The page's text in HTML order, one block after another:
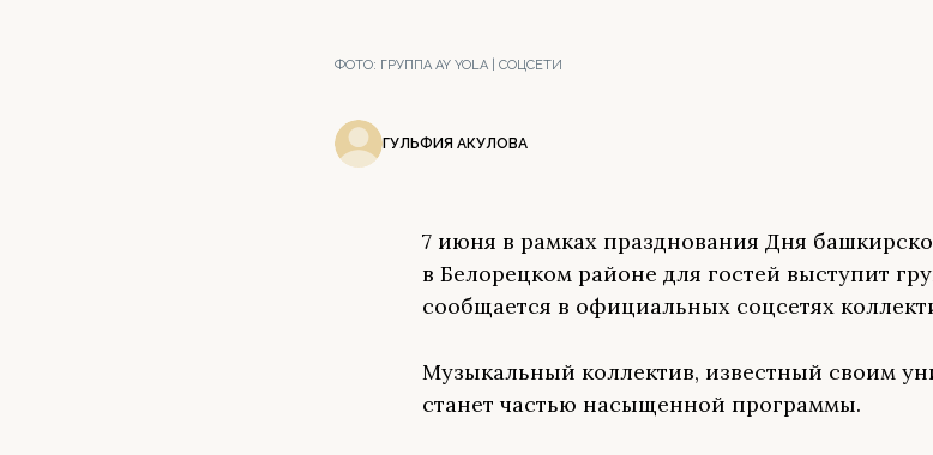
ФОТО: ГРУППА AY YOLA | СОЦСЕТИ
ГУЛЬФИЯ АКУЛОВА
7 июня в рамках празднования Дня
в Белорецком районе для гостей выступит
сообщается в официальных соцсетях
Музыкальный коллектив, известный своим
станет частью насыщенной программы.